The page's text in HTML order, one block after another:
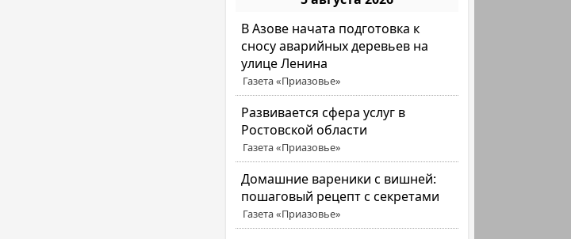
В Азове начата подготовка к
сносу аварийных деревьев на
улице Ленина
Газета «Приазовье»
Развивается сфера услуг в
Ростовской области
Газета «Приазовье»
Домашние вареники с вишней:
пошаговый рецепт с секретами
Газета «Приазовье»